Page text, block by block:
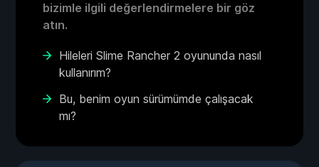
bizimle ilgili değerlendirmelere bir göz
atın.
Hileleri Slime Rancher 2 oyununda nasıl
kullanırım?
Bu, benim oyun sürümümde çalışacak
mı?